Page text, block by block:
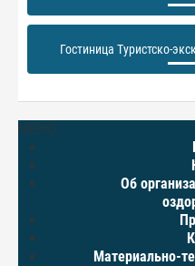
Гостиница Туристско-
МЕНЮ
Об
Материально-